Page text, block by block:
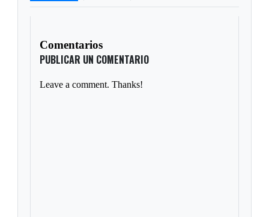
Comentarios
PUBLICAR UN COMENTARIO
Leave a comment. Thanks!